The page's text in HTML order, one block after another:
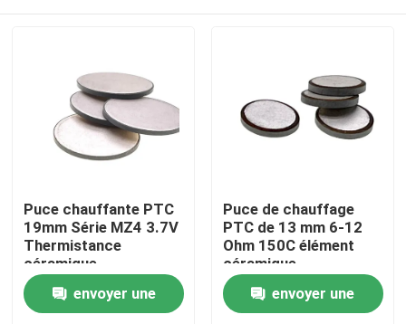
À la maison
Produits
vidéo
Puce chauffante PTC
19mm Série MZ4 3.7V
Thermistance
céramique
envoyer une
Puce de chauffage
PTC de 13 mm 6-12
Ohm 150C élément
céramique
envoyer une